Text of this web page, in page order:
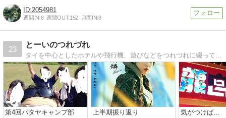
2054981
週間IN:8 週間OUT:152 月間IN:8
23
とーいのつれづれ
第4回パタヤキャンプ部 上半期振り返り 気がつけば…